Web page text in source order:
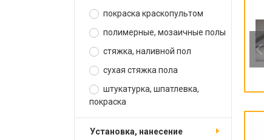
покраска краскопультом
полимерные, мозаичные полы
стяжка, наливной пол
сухая стяжка пола
штукатурка, шпатлевка,
покраска
установка, нанесение